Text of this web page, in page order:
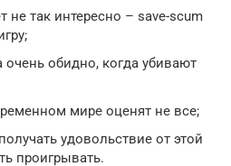
не так интересно – save-scum
очень обидно, когда убивают
мире оценят не все;
удовольствие от этой
проигрывать.